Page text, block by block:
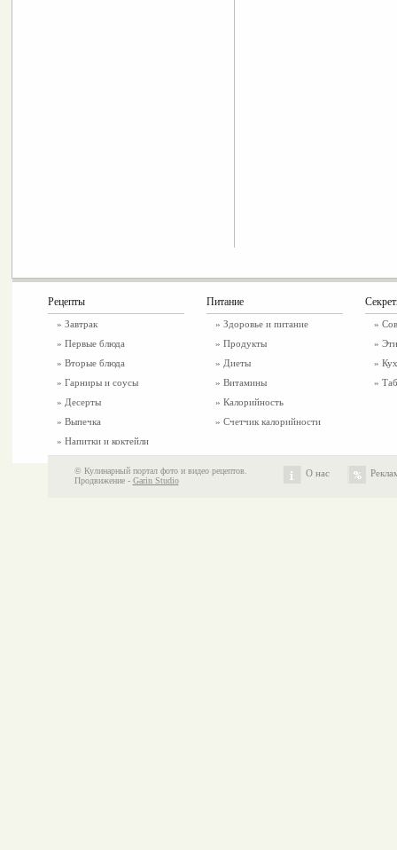
Рецепты
» Завтрак
» Первые блюда
» Вторые блюда
» Гарниры и соусы
» Десерты
» Выпечка
» Напитки и коктейли
Питание
» Здоровье и питание
» Продукты
» Диеты
» Витамины
» Калорийность
» Счетчик калорийности
»
»
»
»
© Кулинарный портал фото и видео рецептов.
Продвижение - Garin Studio
О нас